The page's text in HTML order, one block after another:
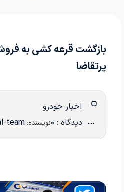
بازگشت قرعه‌ کشی به
پرتقاضا
اخبار خودرو
دیدگاه : 0 نویسنده: team